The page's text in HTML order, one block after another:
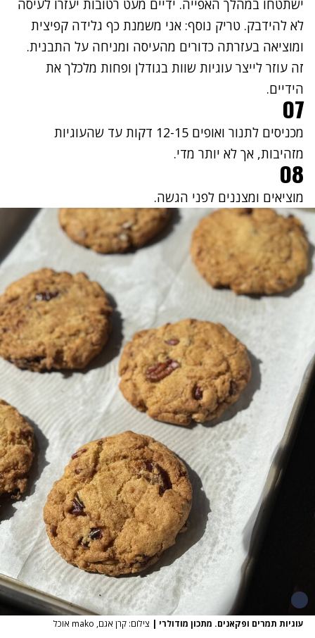
ישתטחו במהלך האפייה. ידיים מעט רטובות יעזרו לעיסה
לא להידבק. טריק נוסף: אני משמנת כף גלידה קפיצית
ומוציאה בעזרתה כדורים מהעיסה ומניחה על התבנית.
זה עוזר לייצר עוגיות שוות בגודלן ופחות מלכלך את
הידיים.
07
מכניסים לתנור ואופים 12-15 דקות עד שהעוגיות
מזהיבות, אך לא יותר מדי.
08
מוציאים ומצננים לפני הגשה.
עוגיות תמרים ופקאנים. מתכון מודולרי | צילום: קרן אגם, mako אוכל